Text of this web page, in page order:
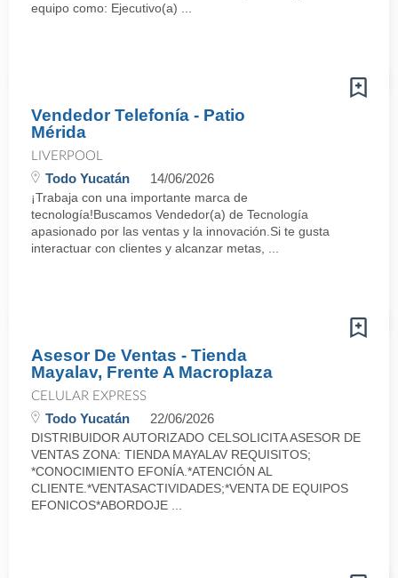
equipo como: Ejecutivo(a) ...
Vendedor Telefonía - Patio
Mérida
LIVERPOOL
Todo Yucatán 14/06/2026
¡Trabaja con una importante marca de
tecnología!Buscamos Vendedor(a) de Tecnología
apasionado por las ventas y la innovación.Si te gusta
interactuar con clientes y alcanzar metas, ...
Asesor De Ventas - Tienda
Mayalav, Frente A Macroplaza
CELULAR EXPRESS
Todo Yucatán 22/06/2026
DISTRIBUIDOR AUTORIZADO CELSOLICITA ASESOR DE
VENTAS ZONA: TIENDA MAYALAV REQUISITOS;
*CONOCIMIENTO EFONÍA.*ATENCIÓN AL
CLIENTE.*VENTASACTIVIDADES;*VENTA DE EQUIPOS
EFONICOS*ABORDOJE ...